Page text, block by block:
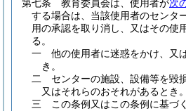
第七条
教育委員会は、使用者が次
する場合は、当該使用者のセンタ
用の承認を取り消し、又はその使
る。
一
他の使用者に迷惑をかけ、又
き。
二
センターの施設、設備等を毀
又はそれらのおそれがあるとき。
三
この条例又はこの条例に基づ